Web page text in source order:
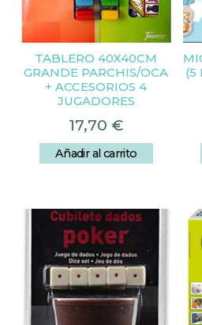
TABLERO 40X40CM
GRANDE PARCHIS/OCA
+ ACCESORIOS 4
JUGADORES
17,70 €
Añadir al carrito
(5